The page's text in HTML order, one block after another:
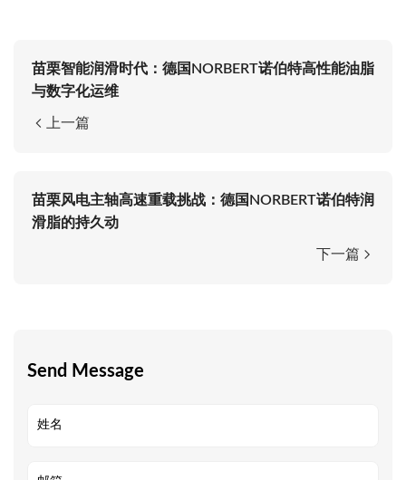
苗栗智能润滑时代：德国NORBERT诺伯特高性能油脂
与数字化运维
上一篇
苗栗风电主轴高速重载挑战：德国NORBERT诺伯特润
滑脂的持久动
下一篇
Send Message